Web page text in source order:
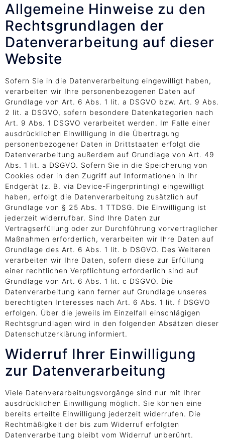
Allgemeine Hinweise zu den
Rechtsgrundlagen der
Datenverarbeitung auf dieser
Website
Sofern Sie in die Datenverarbeitung eingewilligt haben,
verarbeiten wir Ihre personenbezogenen Daten auf
Grundlage von Art. 6 Abs. 1 lit. a DSGVO bzw. Art. 9 Abs.
2 lit. a DSGVO, sofern besondere Datenkategorien nach
Art. 9 Abs. 1 DSGVO verarbeitet werden. Im Falle einer
ausdrücklichen Einwilligung in die Übertragung
personenbezogener Daten in Drittstaaten erfolgt die
Datenverarbeitung außerdem auf Grundlage von Art. 49
Abs. 1 lit. a DSGVO. Sofern Sie in die Speicherung von
Cookies oder in den Zugriff auf Informationen in Ihr
Endgerät (z. B. via Device-Fingerprinting) eingewilligt
haben, erfolgt die Datenverarbeitung zusätzlich auf
Grundlage von § 25 Abs. 1 TTDSG. Die Einwilligung ist
jederzeit widerrufbar. Sind Ihre Daten zur
Vertragserfüllung oder zur Durchführung vorvertraglicher
Maßnahmen erforderlich, verarbeiten wir Ihre Daten auf
Grundlage des Art. 6 Abs. 1 lit. b DSGVO. Des Weiteren
verarbeiten wir Ihre Daten, sofern diese zur Erfüllung
einer rechtlichen Verpflichtung erforderlich sind auf
Grundlage von Art. 6 Abs. 1 lit. c DSGVO. Die
Datenverarbeitung kann ferner auf Grundlage unseres
berechtigten Interesses nach Art. 6 Abs. 1 lit. f DSGVO
erfolgen. Über die jeweils im Einzelfall einschlägigen
Rechtsgrundlagen wird in den folgenden Absätzen dieser
Datenschutzerklärung informiert.
Widerruf Ihrer Einwilligung
zur Datenverarbeitung
Viele Datenverarbeitungsvorgänge sind nur mit Ihrer
ausdrücklichen Einwilligung möglich. Sie können eine
bereits erteilte Einwilligung jederzeit widerrufen. Die
Rechtmäßigkeit der bis zum Widerruf erfolgten
Datenverarbeitung bleibt vom Widerruf unberührt.